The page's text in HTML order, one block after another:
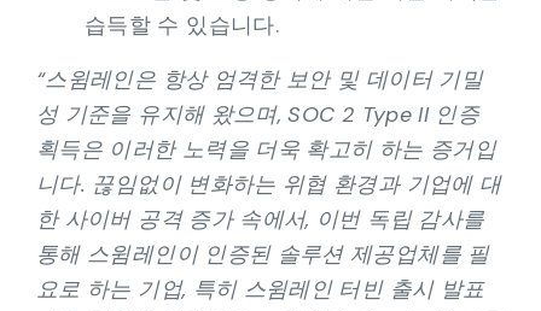
습득할 수 있습니다.
“스윔레인은 항상 엄격한 보안 및 데이터 기밀
성 기준을 유지해 왔으며, SOC 2 Type II 인증
획득은 이러한 노력을 더욱 확고히 하는 증거입
니다. 끊임없이 변화하는 위협 환경과 기업에 대
한 사이버 공격 증가 속에서, 이번 독립 감사를
통해 스윔레인이 인증된 솔루션 제공업체를 필
요로 하는 기업, 특히 스윔레인 터빈 출시 발표